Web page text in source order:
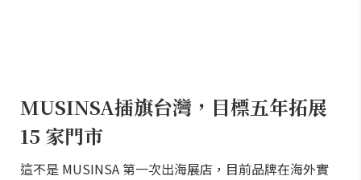
MUSINSA插旗台灣，目標五年拓展
15 家門市
這不是 MUSINSA 第一次出海展店，目前品牌在海外實